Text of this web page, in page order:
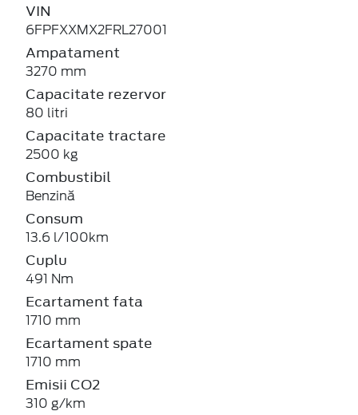
VIN
6FPFXXMX2FRL27001
Ampatament
3270 mm
Capacitate rezervor
80 litri
Capacitate tractare
2500 kg
Combustibil
Benzină
Consum
13.6 l/100km
Cuplu
491 Nm
Ecartament fata
1710 mm
Ecartament spate
1710 mm
Emisii CO2
310 g/km